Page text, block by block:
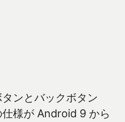
ンとバックボタン
仕様が Android 9 から